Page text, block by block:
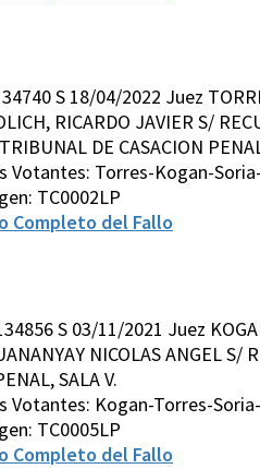
S 18/04/2022 Juez
RICARDO JAVIER S/
DE CASACION
Votantes: Torres-Kogan-
TC0002LP
Completo del Fallo
S 03/11/2021 Juez
NICOLAS ANGEL S/
SALA V.
Votantes: Kogan-Torres-
TC0005LP
Completo del Fallo